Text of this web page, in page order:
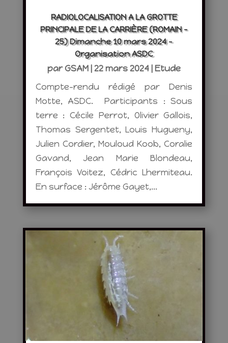
RADIOLOCALISATION A LA GROTTE
PRINCIPALE DE LA CARRIÈRE (ROMAIN –
25) Dimanche 10 mars 2024 –
Organisation ASDC
parGSAM| 22 mars 2024| Etude
Compte-rendu rédigé par Denis
Motte, ASDC. Participants : Sous
terre : Cécile Perrot, Olivier Gallois,
Thomas Sergentet, Louis Hugueny,
Julien Cordier, Mouloud Koob, Coralie
Gavand, Jean Marie Blondeau,
François Voitez, Cédric Lhermiteau.
En surface : Jérôme Gayet,...